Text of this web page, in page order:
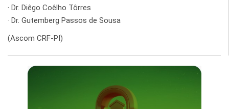
· Dr. Diêgo Coêlho Tôrres
· Dr. Gutemberg Passos de Sousa
(Ascom CRF-PI)